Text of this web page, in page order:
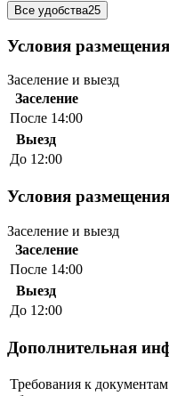
Все удобства25
Условия размещения
Заселение и выезд
Заселение
После 14:00
Выезд
До 12:00
Условия размещения
Заселение и выезд
Заселение
После 14:00
Выезд
До 12:00
Дополнительная
Требования к документам